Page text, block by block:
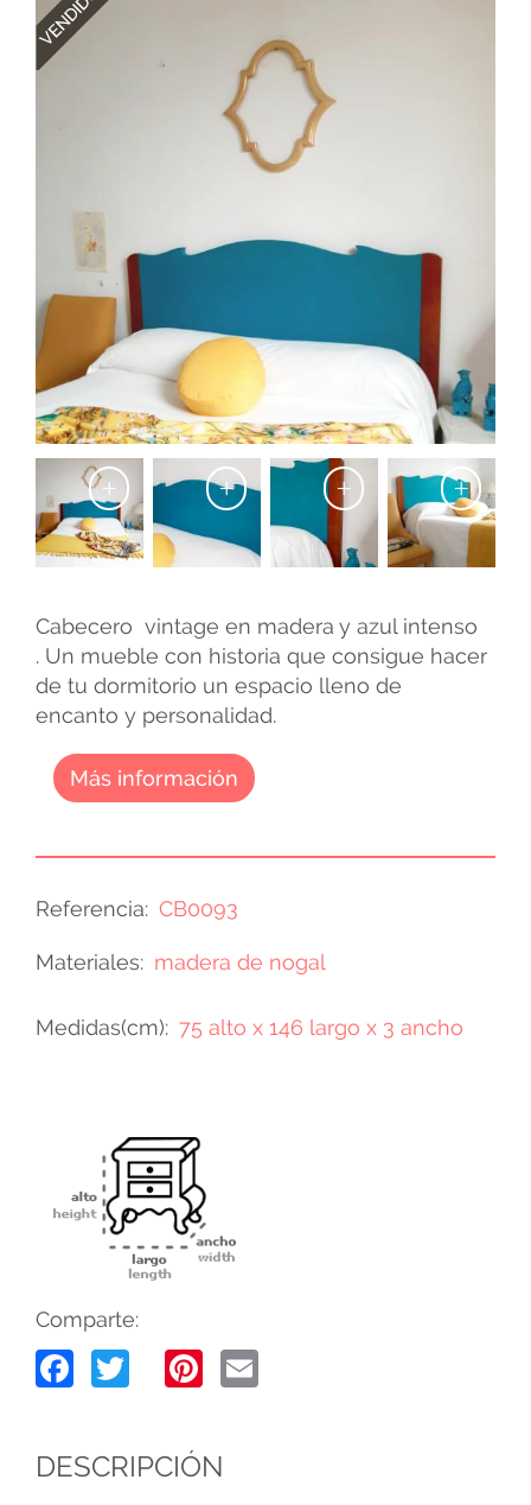
+ + + +
Cabecero vintage en madera y azul intenso
. Un mueble con historia que consigue hacer
de tu dormitorio un espacio lleno de
encanto y personalidad.
Más información
Referencia CB0093
Materiales madera de nogal
Medidas(cm) 75 alto x 146 largo x 3 ancho
Comparte:
Facebook
TwitterPinterest
DESCRIPCIÓN